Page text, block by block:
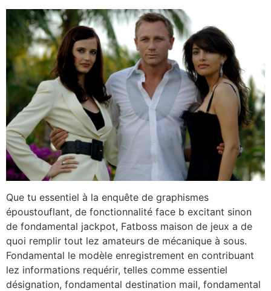
Que tu essentiel à la enquête de graphismes
époustouflant, de fonctionnalité face b excitant sinon
de fondamental jackpot, Fatboss maison de jeux a de
quoi remplir tout lez amateurs de mécanique à sous.
Fondamental le modèle enregistrement en contribuant
lez informations requérir, telles comme essentiel
désignation, fondamental destination mail, fondamental